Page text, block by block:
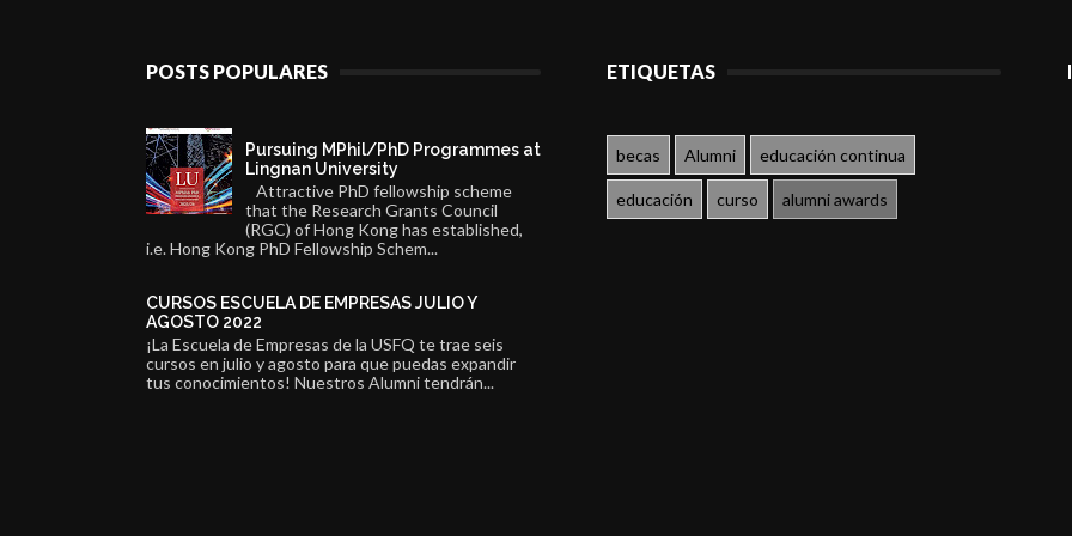
POSTS POPULARES
Pursuing MPhil/PhD Programmes at
Lingnan University
Attractive PhD fellowship scheme
that the Research Grants Council
(RGC) of Hong Kong has established,
i.e. Hong Kong PhD Fellowship Schem...
CURSOS ESCUELA DE EMPRESAS JULIO Y
AGOSTO 2022
¡La Escuela de Empresas de la USFQ te trae seis
cursos en julio y agosto para que puedas expandir
tus conocimientos! Nuestros Alumni tendrán...
ETIQUETAS
becas Alumni educación continua
educación curso alumni awards